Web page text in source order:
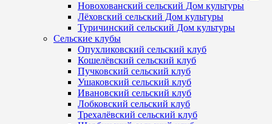
Новохованский сельский Дом культуры
Лёховский сельский Дом культуры
Туричинский сельский Дом культуры
Сельские клубы
Опухликовский сельский клуб
Кошелёвский сельский клуб
Пучковский сельский клуб
Ушаковский сельский клуб
Ивановский сельский клуб
Лобковский сельский клуб
Трехалёвский сельский клуб